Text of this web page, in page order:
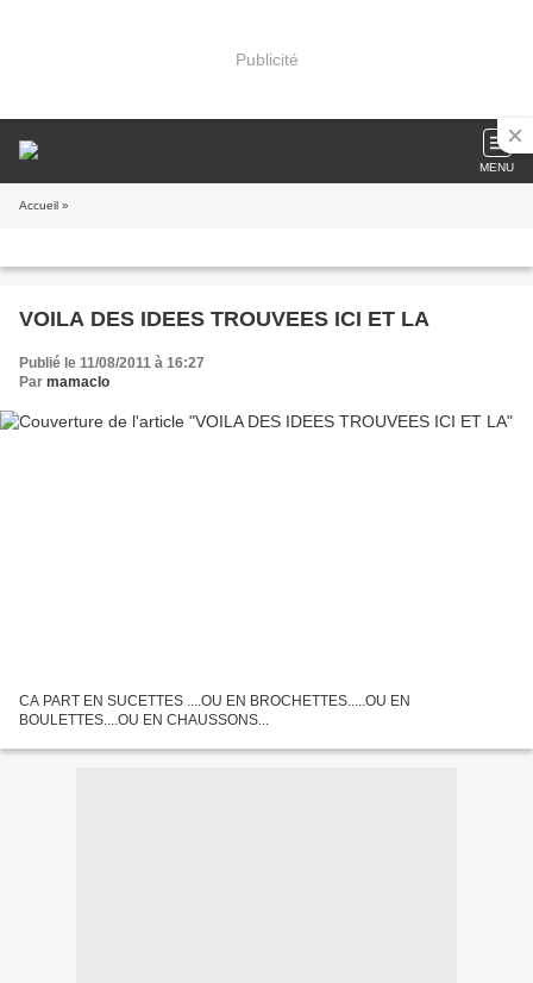
Publicité
MENU
Accueil »
VOILA DES IDEES TROUVEES ICI ET LA
Publié le 11/08/2011 à 16:27
Par mamaclo
CA PART EN SUCETTES ....OU EN BROCHETTES.....OU EN
BOULETTES....OU EN CHAUSSONS...